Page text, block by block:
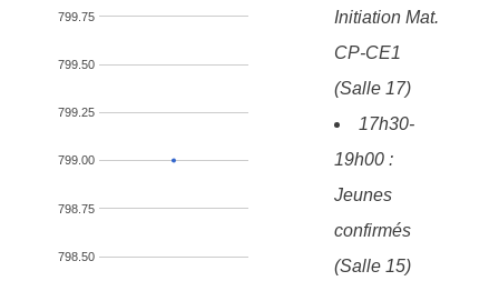
798.50
798.75
799.00
799.25
799.50
799.75
Initiation Mat.
CP-CE1
(Salle 17)
17h30-
19h00 :
Jeunes
confirmés
(Salle 15)